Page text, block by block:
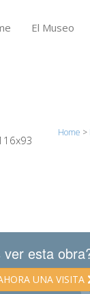
El Museo
Home >
ver esta
UNA VISITA